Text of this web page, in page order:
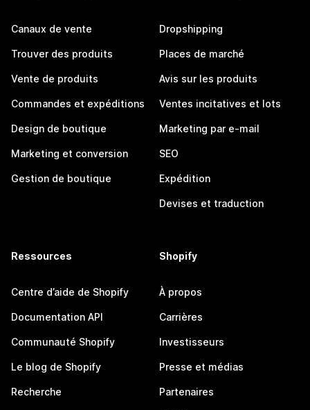
Canaux de vente
Trouver des produits
Vente de produits
Commandes et expéditions
Design de boutique
Marketing et conversion
Gestion de boutique
Dropshipping
Places de marché
Avis sur les produits
Ventes incitatives et lots
Marketing par e-mail
SEO
Expédition
Devises et traduction
Ressources
Centre d’aide de Shopify
Documentation API
Communauté Shopify
Le blog de Shopify
Recherche
Shopify
À propos
Carrières
Investisseurs
Presse et médias
Partenaires